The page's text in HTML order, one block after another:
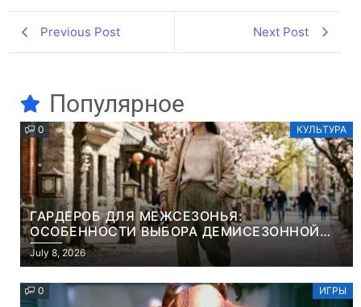
Previous Post Next Post
Популярное
0 КУЛЬТУРА
ГАРДЕРОБ ДЛЯ МЕЖСЕЗОНЬЯ:
ОСОБЕННОСТИ ВЫБОРА ДЕМИСЕЗОННОЙ
ПАРКИ И ЭЛЕГАНТНОГО ЖЕНСКОГО ПЛАЩА
July 8, 2026
0 ИГРЫ